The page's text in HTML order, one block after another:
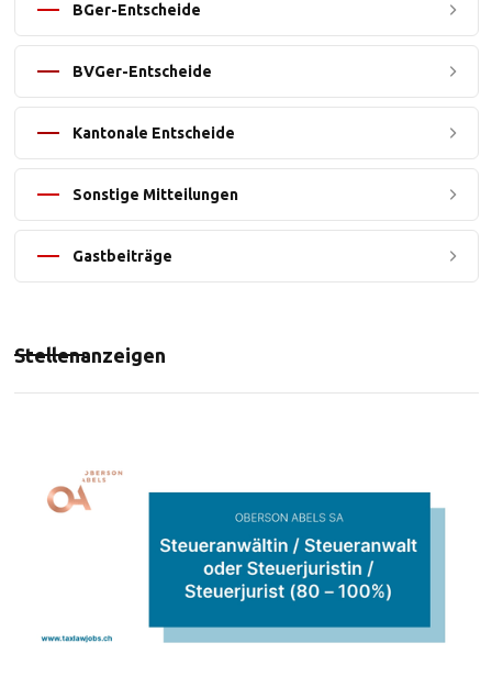
BGer-Entscheide
BVGer-Entscheide
Kantonale Entscheide
Sonstige Mitteilungen
Gastbeiträge
Stellenanzeigen